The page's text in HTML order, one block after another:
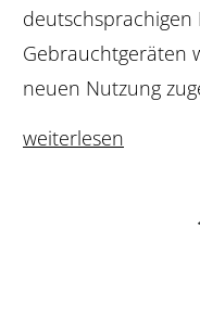
deutschsprachigen
Gebrauchtgeräten
neuen Nutzung
weiterlesen